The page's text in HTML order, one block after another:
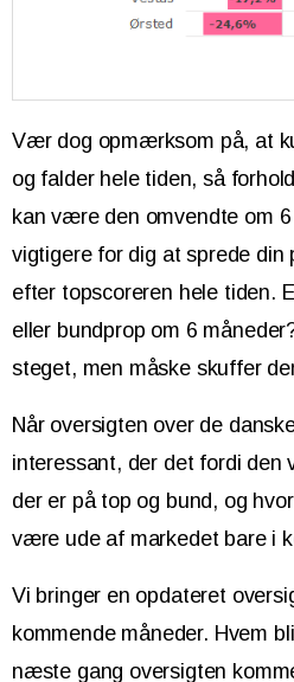
Vær dog opmærksom på, at
og falder hele tiden, så
kan være den omvendte om
vigtigere for dig at sprede din
efter topscoreren hele tiden.
eller bundprop om 6
steget, men måske skuffer
Når oversigten over de
interessant, der det fordi den
der er på top og bund, og
være ude af markedet bare i
Vi bringer en opdateret
kommende måneder. Hvem
næste gang oversigten